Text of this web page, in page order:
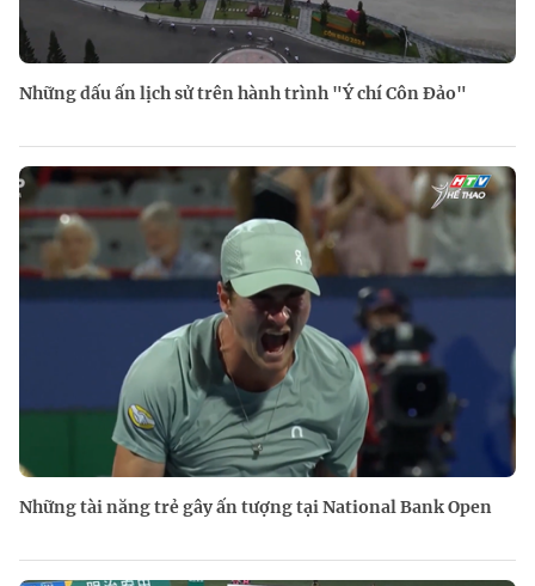
Những dấu ấn lịch sử trên hành trình "Ý chí Côn Đảo"
Những tài năng trẻ gây ấn tượng tại National Bank Open